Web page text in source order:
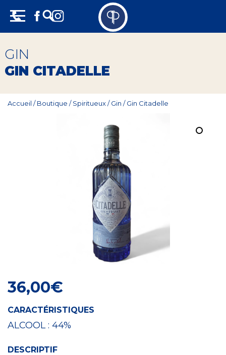
content
GIN
GIN CITADELLE
Accueil /Boutique /Spiritueux/Gin /Gin Citadelle
36,00€
CARACTÉRISTIQUES
ALCOOL : 44%
DESCRIPTIF
Champagne
Panneau de gestion des cookies